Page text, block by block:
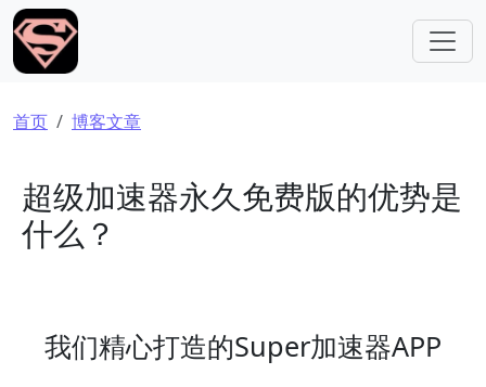
跳转到主要内容
面包屑
首页 博客文章
超级加速器永久免费版的优势是
什么？
我们精心打造的Super加速器APP